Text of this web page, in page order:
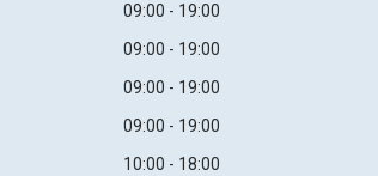
09:00
19:00
09:00
19:00
09:00
19:00
09:00
19:00
10:00
18:00